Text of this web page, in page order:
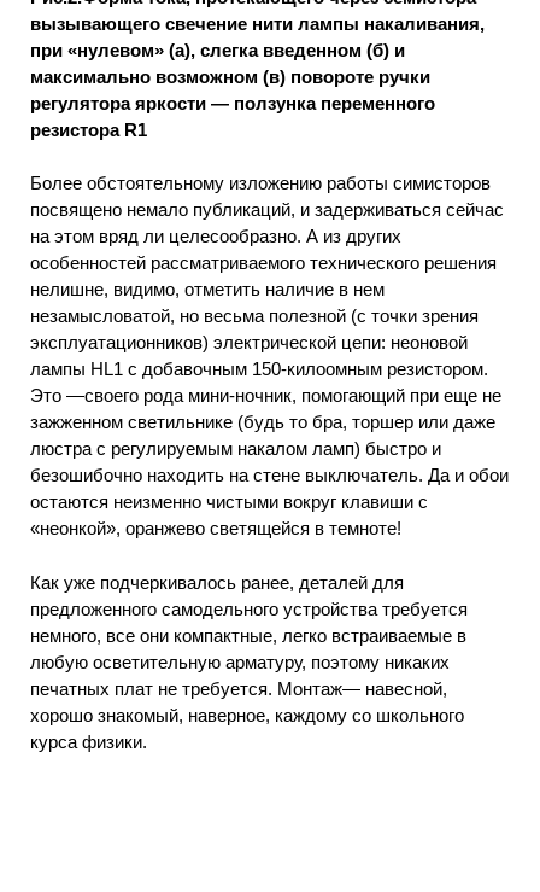
вызывающего свечение нити лампы накаливания,
при «нулевом» (а), слегка введенном (б) и
максимально возможном (в) повороте ручки
регулятора яркости — ползунка переменного
резистора R1
Более обстоятельному изложению работы симисторов
посвящено немало публикаций, и задерживаться сейчас
на этом вряд ли целесообразно. А из других
особенностей рассматриваемого технического решения
нелишне, видимо, отметить наличие в нем
незамысловатой, но весьма полезной (с точки зрения
эксплуатационников) электрической цепи: неоновой
лампы НL1 с добавочным 150-килоомным резистором.
Это —своего рода мини-ночник, помогающий при еще не
зажженном светильнике (будь то бра, торшер или даже
люстра с регулируемым накалом ламп) быстро и
безошибочно находить на стене выключатель. Да и обои
остаются неизменно чистыми вокруг клавиши с
«неонкой», оранжево светящейся в темноте!
Как уже подчеркивалось ранее, деталей для
предложенного самодельного устройства требуется
немного, все они компактные, легко встраиваемые в
любую осветительную арматуру, поэтому никаких
печатных плат не требуется. Монтаж— навесной,
хорошо знакомый, наверное, каждому со школьного
курса физики.